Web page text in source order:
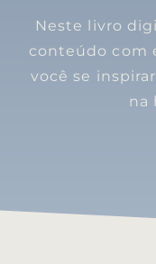
Neste livro
conteúdo com
você se
na